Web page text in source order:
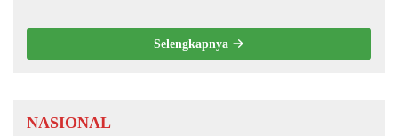
Selengkapnya
NASIONAL